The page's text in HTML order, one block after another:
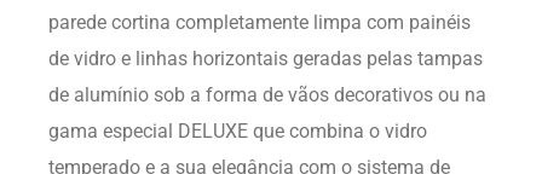
parede cortina completamente limpa com painéis
de vidro e linhas horizontais geradas pelas tampas
de alumínio sob a forma de vãos decorativos ou na
gama especial DELUXE que combina o vidro
temperado e a sua elegância com o sistema de